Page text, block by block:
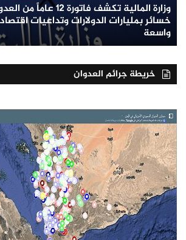
وزارة المالية تكشف فاتورة
خسائر بمليارات الدولارات وتداعيات
واسعة
خريطة جرائم العدوان